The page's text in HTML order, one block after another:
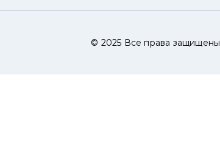
© 2025 Все права